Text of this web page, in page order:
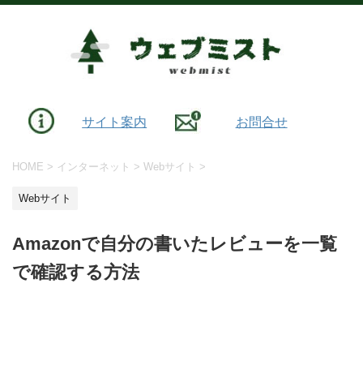
サイト案内 お問合せ
HOME > インターネット > Webサイト >
Webサイト
Amazonで自分の書いたレビューを一覧
で確認する方法